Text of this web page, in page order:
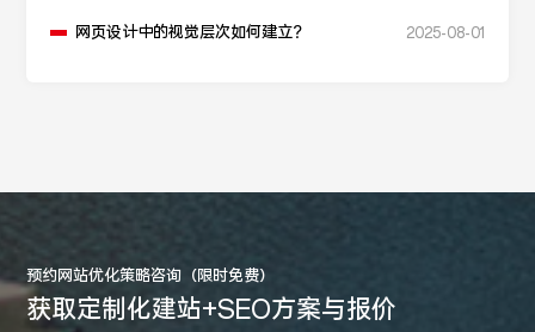
网页设计中的视觉层次如何建立？ 2025-08-01
预约网站优化策略咨询（限时免费）
获取定制化建站+SEO方案与报价